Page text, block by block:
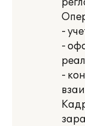
-
-
-